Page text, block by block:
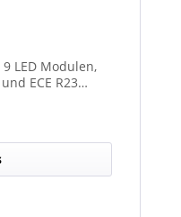
LED Modulen,
ECE R23